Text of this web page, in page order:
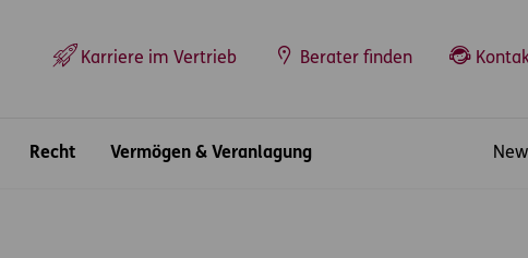
Karriere im Vertrieb Berater finden
Recht Vermögen & Veranlagung